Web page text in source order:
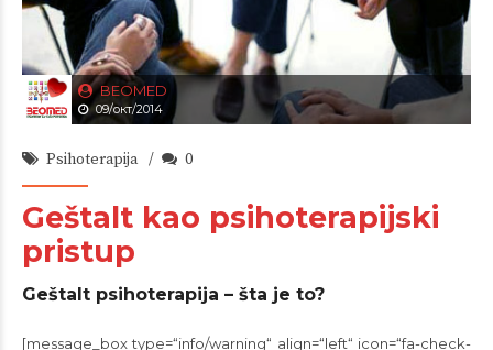
BEOMED
09/окт/2014
Psihoterapija 0
Geštalt kao psihoterapijski
pristup
Geštalt psihoterapija – šta je to?
[message_box type=“info/warning“ align=“left“ icon=“fa-check-